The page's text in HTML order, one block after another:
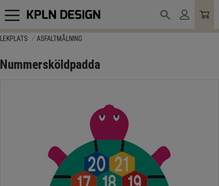
Meny
LEKPLATS ASFALTMÅLNING
Nummersköldpadda